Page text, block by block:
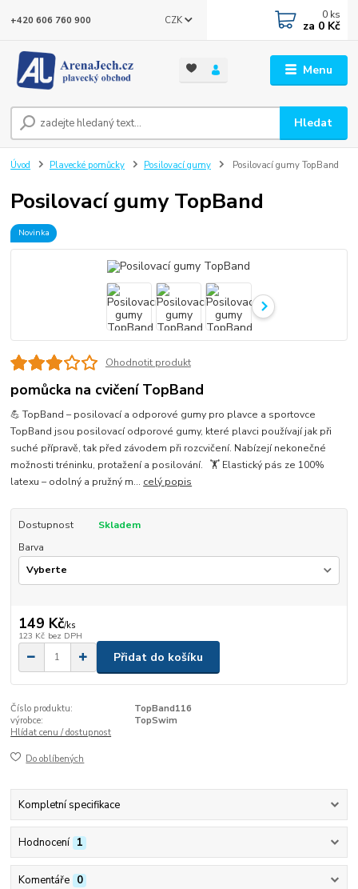
Menu
CZK
Hledat
+420 606 760 900 0 ks
za 0 Kč
Úvod Plavecké pomůcky Posilovací gumy Posilovací gumy TopBand
Posilovací gumy TopBand
Novinka
Ohodnotit produkt
pomůcka na cvičení TopBand
💪 TopBand – posilovací a odporové gumy pro plavce a sportovce
TopBand jsou posilovací odporové gumy, které plavci používají jak při
suché přípravě, tak před závodem při rozcvičení. Nabízejí nekonečné
možnosti tréninku, protažení a posilování. 🏋️ Elastický pás ze 100%
latexu – odolný a pružný m... celý popis
Dostupnost
Skladem
Barva
149 Kč/ks
123 Kč bez DPH
Přidat do košíku
Číslo produktu:
TopBand116
výrobce:
TopSwim
Hlídat cenu / dostupnost
Do oblíbených
Kompletní specifikace
Hodnocení 1
Komentáře 0